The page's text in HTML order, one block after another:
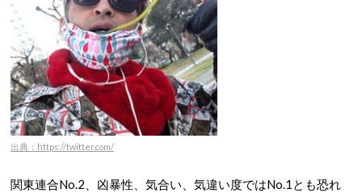
出典：https://twitter.com/
関東連合No.2、凶暴性、気合い、気違い度ではNo.1とも恐れ